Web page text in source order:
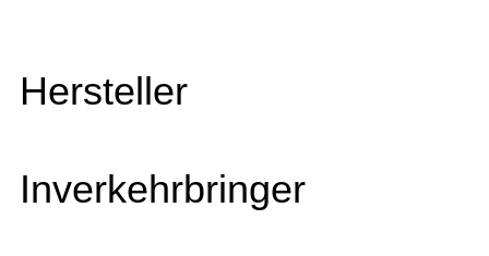
Hersteller
Inverkehrbringer